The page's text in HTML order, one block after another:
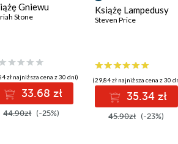
Gniewu
Stone
zł najniższa cena z 30 dni)
33.68 zł
44.90zł (-25%)
Książę Lampedusy
Steven Price
(29,84 zł najniższa cena z 30
35.34 zł
45.90zł (-23%)